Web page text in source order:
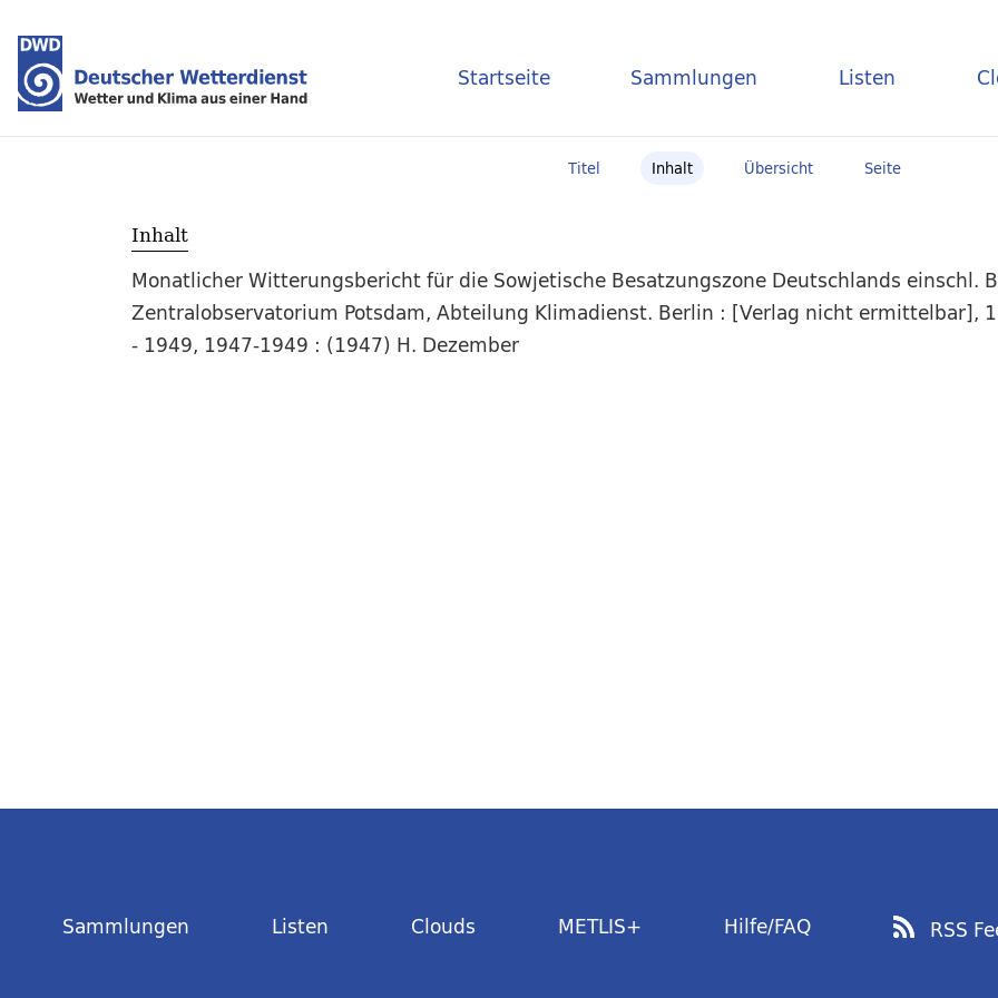
Startseite Sammlungen Listen
Titel Inhalt Übersicht Seite
Inhalt
Monatlicher Witterungsbericht für die Sowjetische Besatzungszone Deutschlands einschl.
Zentralobservatorium Potsdam, Abteilung Klimadienst. Berlin : [Verlag nicht ermittelbar],
- 1949, 1947-1949 : (1947) H. Dezember
Sammlungen Listen Clouds METLIS+ Hilfe/FAQ RSS